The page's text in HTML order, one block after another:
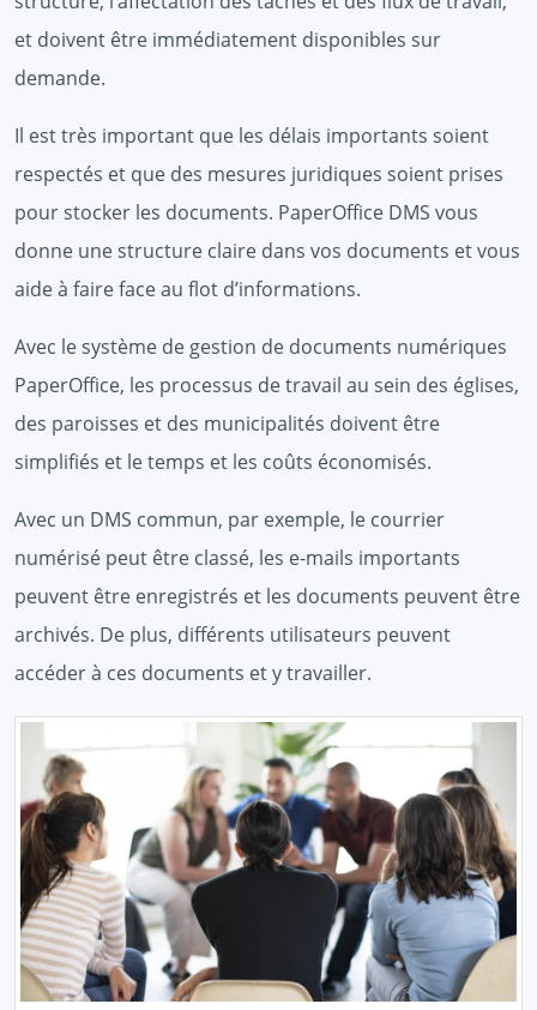
et doivent être immédiatement disponibles sur
demande.
Il est très important que les délais importants soient
respectés et que des mesures juridiques soient prises
pour stocker les documents. PaperOffice DMS vous
donne une structure claire dans vos documents et vous
aide à faire face au flot d’informations.
Avec le système de gestion de documents numériques
PaperOffice, les processus de travail au sein des églises,
des paroisses et des municipalités doivent être
simplifiés et le temps et les coûts économisés.
Avec un DMS commun, par exemple, le courrier
numérisé peut être classé, les e-mails importants
peuvent être enregistrés et les documents peuvent être
archivés. De plus, différents utilisateurs peuvent
accéder à ces documents et y travailler.